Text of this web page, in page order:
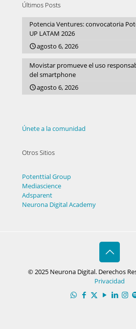
Últimos Posts
Potencia Ventures: convocatoria
UP LATAM 2026
agosto 6, 2026
Movistar promueve el uso
del smartphone
agosto 6, 2026
Únete a la comunidad
Otros Sitios
Potenttial Group
Mediascience
Adsparent
Neurona Digital Academy
© 2025 Neurona Digital. Derechos
Privacidad